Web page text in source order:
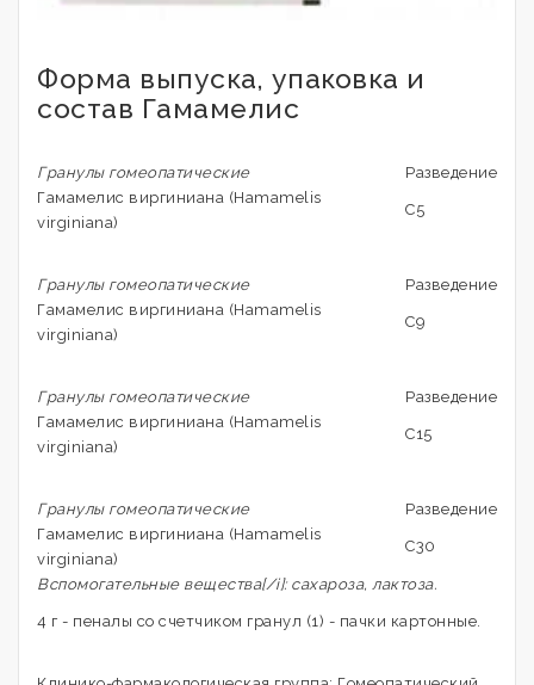
Форма выпуска, упаковка и
состав Гамамелис
Гранулы гомеопатические
Разведение
Гамамелис виргиниана (Hamamelis
virginiana)
C5
Гранулы гомеопатические
Разведение
Гамамелис виргиниана (Hamamelis
virginiana)
C9
Гранулы гомеопатические
Разведение
Гамамелис виргиниана (Hamamelis
virginiana)
C15
Гранулы гомеопатические
Разведение
Гамамелис виргиниана (Hamamelis
virginiana)
C30
Вспомогательные вещества[/i]: сахароза, лактоза.
4 г - пеналы со счетчиком гранул (1) - пачки картонные.